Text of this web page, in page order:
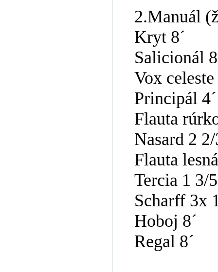
2.Manuál
Kryt 8´
Salicionál
Vox celeste
Principál 4´
Flauta
Nasard 2 2/
Flauta
Tercia 1 3/
Scharff 3x
Hoboj 8´
Regal 8´